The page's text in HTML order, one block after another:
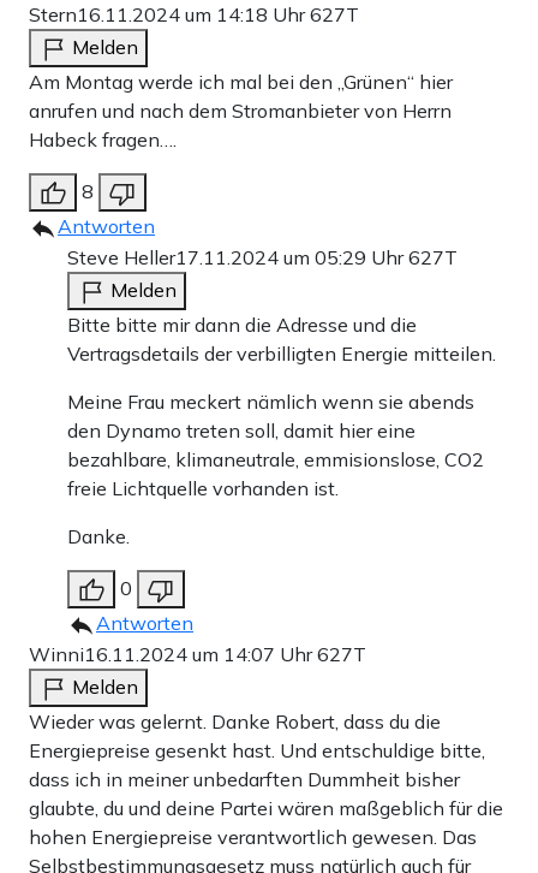
Stern16.11.2024 um 14:18 Uhr627T
Melden
Am Montag werde ich mal bei den „Grünen“ hier
anrufen und nach dem Stromanbieter von Herrn
Habeck fragen….
8
Antworten
Steve Heller17.11.2024 um 05:29 Uhr627T
Melden
Bitte bitte mir dann die Adresse und die
Vertragsdetails der verbilligten Energie mitteilen.
Meine Frau meckert nämlich wenn sie abends
den Dynamo treten soll, damit hier eine
bezahlbare, klimaneutrale, emmisionslose, CO2
freie Lichtquelle vorhanden ist.
Danke.
0
Antworten
Winni16.11.2024 um 14:07 Uhr627T
Melden
Wieder was gelernt. Danke Robert, dass du die
Energiepreise gesenkt hast. Und entschuldige bitte,
dass ich in meiner unbedarften Dummheit bisher
glaubte, du und deine Partei wären maßgeblich für die
hohen Energiepreise verantwortlich gewesen. Das
Selbstbestimmungsgesetz muss natürlich auch für